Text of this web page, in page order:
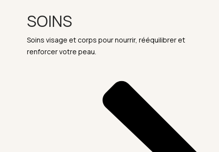
SOINS
Soins visage et corps pour nourrir, rééquilibrer et
renforcer votre peau.